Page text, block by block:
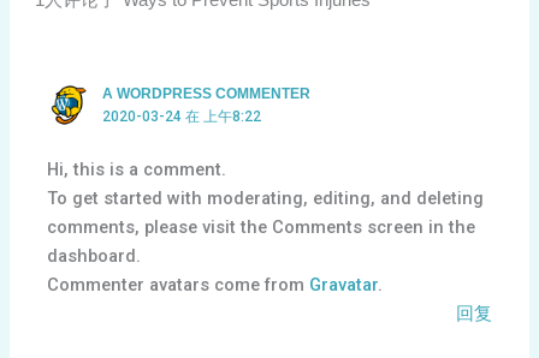
A WORDPRESS COMMENTER
2020-03-24 在 上午8:22
Hi, this is a comment.
To get started with moderating, editing, and deleting
comments, please visit the Comments screen in the
dashboard.
Commenter avatars come from Gravatar.
回复